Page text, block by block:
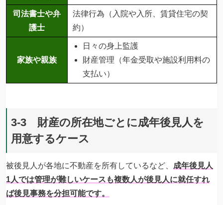
司法書士や弁
護士
法律行為（入院や入所、賃貸住宅の契
約）
家族や親族
日々の身上監護
財産管理（年金受取や施設利用料の
支払い）
3-3 財産の所在地ごとに成年後見人を
用意するケース
被後見人が各地に不動産を所有しているなど、 成年後見人
1人では管理が難しいケースも複数人が後見人に就任すれ
ば後見事務を分担可能です。